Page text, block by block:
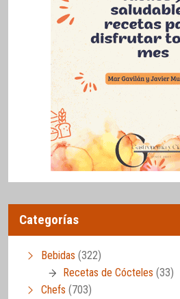
Categorías
Bebidas (322)
Recetas de Cócteles (33)
Chefs (703)